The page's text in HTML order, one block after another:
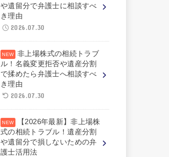
や遺留分で弁護士に相談すべ
き理由
2026.07.30
非上場株式の相続トラブ
ル！名義変更拒否や遺産分割
で揉めたら弁護士へ相談すべ
き理由
2026.07.30
【2026年最新】非上場株
式の相続トラブル！遺産分割
や遺留分で損しないための弁
護士活用法